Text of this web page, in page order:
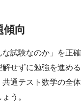
傾向
試験なのか」を正確
せずに勉強を進める
通テスト数学の全体
う。